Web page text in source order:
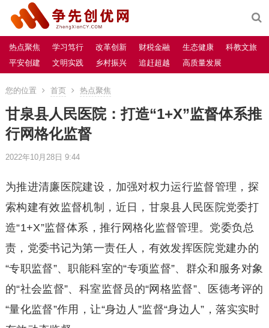
热点聚焦 学习笃行 改革创新 财税金融 生态健康
科教文旅
平安创建
文明实践 乡村振兴 追赶超越 高质量发展
您的位置 首页 热点聚焦
甘泉县人民医院：打造“1+X”监督体系推
行网格化监督
2022年10月28日 9:44
为推进清廉医院建设，加强对权力运行监督管理，探
索构建有效监督机制，近日，甘泉县人民医院党委打
造“1+X”监督体系，推行网格化监督管理。党委负总
责，党委书记为第一责任人，有效发挥医院党建办的
“专职监督”、职能科室的“专项监督”、群众和服务对象
的“社会监督”、科室监督员的“网格监督”、医德考评的
“量化监督”作用，让“身边人”监督“身边人”，落实实时